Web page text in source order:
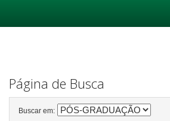
Página de Busca
Buscar em: